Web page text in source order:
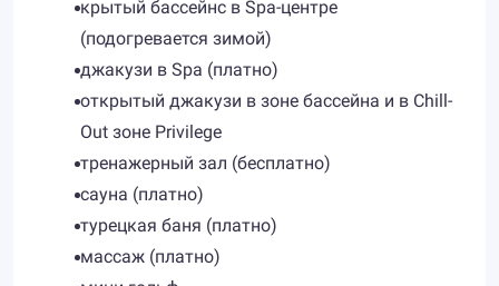
крытый бассейнс в Spa-центре
(подогревается зимой)
джакузи в Spa (платно)
открытый джакузи в зоне бассейна и в Chill-
Out зоне Privilege
тренажерный зал (бесплатно)
сауна (платно)
турецкая баня (платно)
массаж (платно)